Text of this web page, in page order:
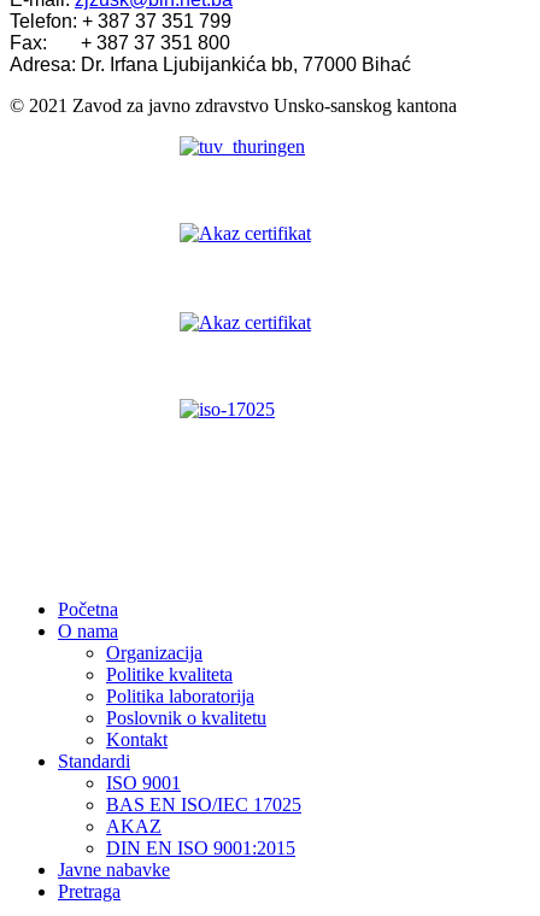
Telefon: + 387 37 351 799
Fax: + 387 37 351 800
Adresa: Dr. Irfana Ljubijankića bb, 77000 Bihać
© 2021 Zavod za javno zdravstvo Unsko-sanskog kantona
Početna
O nama
Organizacija
Politike kvaliteta
Politika laboratorija
Poslovnik o kvalitetu
Kontakt
Standardi
ISO 9001
BAS EN ISO/IEC 17025
AKAZ
DIN EN ISO 9001:2015
Javne nabavke
Pretraga